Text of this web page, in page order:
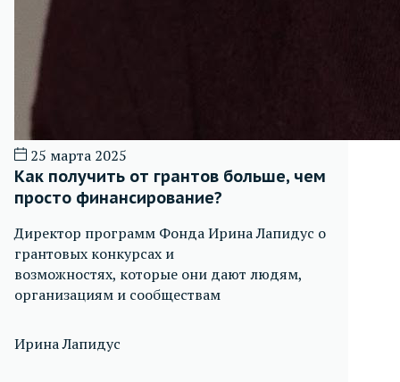
25 марта 2025
Как получить от грантов больше, чем
просто финансирование?
Директор программ Фонда Ирина Лапидус о
грантовых конкурсах и
возможностях, которые они дают людям,
организациям и сообществам
Ирина Лапидус